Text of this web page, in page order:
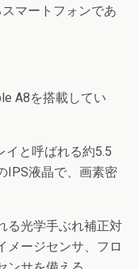
マートフォンであ
A8を搭載してい
イと呼ばれる約5.5
IPS液晶で、画素密
る光学手ぶれ補正対
メージセンサ、フロ